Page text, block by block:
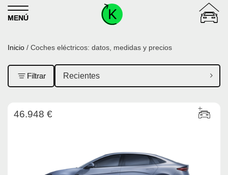
Skip to content
MENÚ
Inicio / Coches eléctricos: datos, medidas y precios
Filtrar
46.948 €